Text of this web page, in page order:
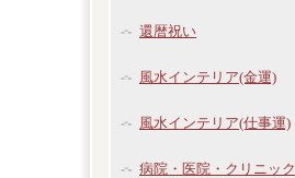
還暦祝い
風水インテリア(金運)
風水インテリア(仕事運)
病院・医院・クリニック